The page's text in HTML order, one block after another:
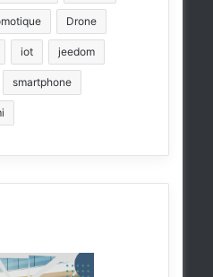
Drone
iot jeedom
smartphone